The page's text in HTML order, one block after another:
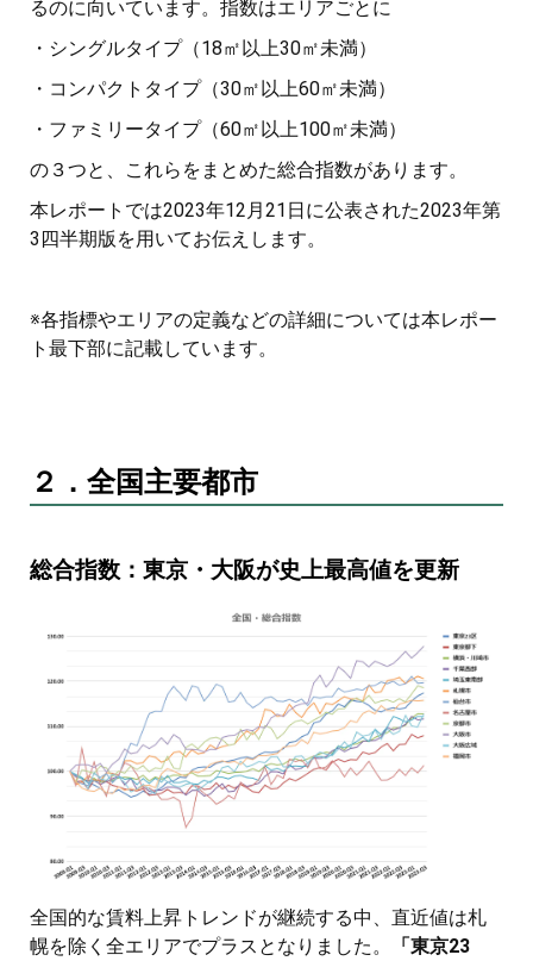
るのに向いています。指数はエリアごとに
・シングルタイプ（18㎡以上30㎡未満）
・コンパクトタイプ（30㎡以上60㎡未満）
・ファミリータイプ（60㎡以上100㎡未満）
の３つと、これらをまとめた総合指数があります。
本レポートでは2023年12月21日に公表された2023年第
3四半期版を用いてお伝えします。
※各指標やエリアの定義などの詳細については本レポー
ト最下部に記載しています。
２．全国主要都市
総合指数：東京・大阪が史上最高値を更新
全国的な賃料上昇トレンドが継続する中、直近値は札
幌を除く全エリアでプラスとなりました。
「東京23